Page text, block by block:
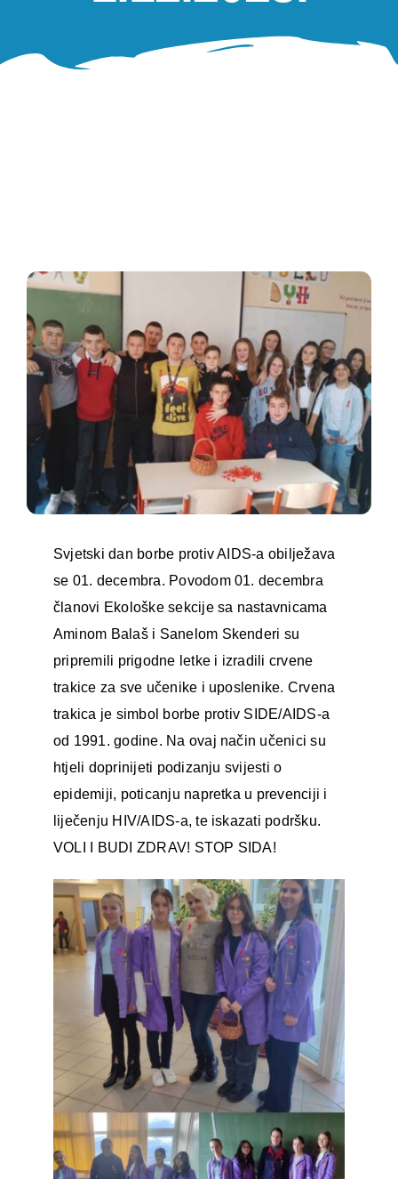
Oglasna ploča
Aktivnosti
Svjetski dan borbe protiv AIDS-a obilježava
se 01. decembra. Povodom 01. decembra
članovi Ekološke sekcije sa nastavnicama
Aminom Balaš i Sanelom Skenderi su
pripremili prigodne letke i izradili crvene
trakice za sve učenike i uposlenike. Crvena
trakica je simbol borbe protiv SIDE/AIDS-a
od 1991. godine. Na ovaj način učenici su
htjeli doprinijeti podizanju svijesti o
epidemiji, poticanju napretka u prevenciji i
liječenju HIV/AIDS-a, te iskazati podršku.
VOLI I BUDI ZDRAV! STOP SIDA!